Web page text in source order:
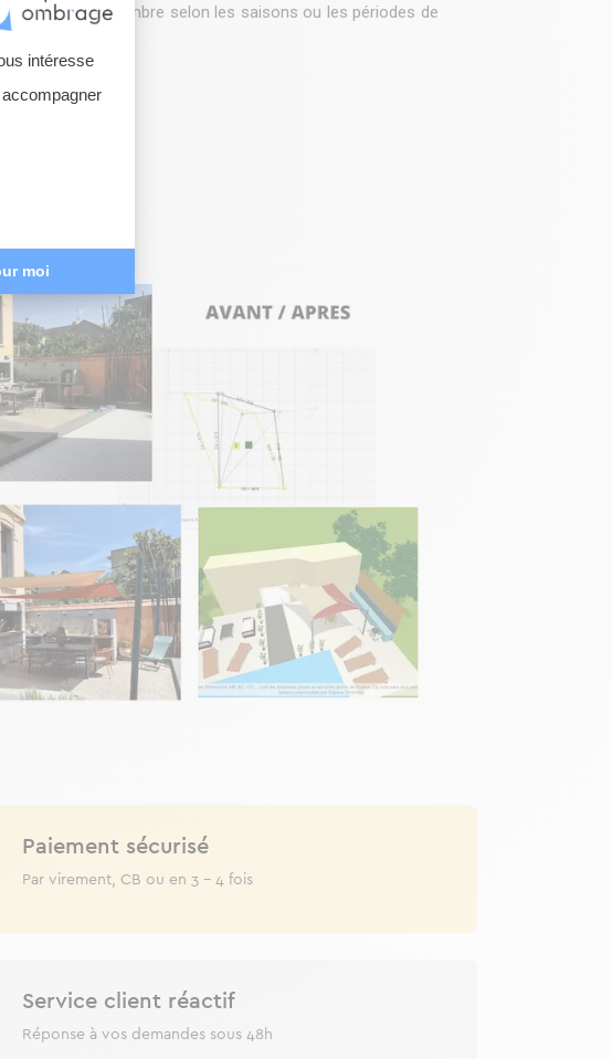
: Personnalisez vos Options
intéresse
moi
l'espace d'ombre selon les saisons ou les périodes de
Paiement sécurisé
Par virement, CB ou en 3 - 4 fois
Service client réactif
Réponse à vos demandes sous 48h